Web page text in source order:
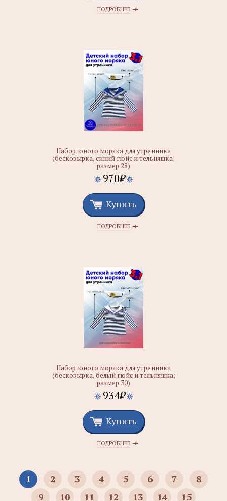
ПОДРОБНЕЕ
Набор юного моряка для утренника
(бескозырка, синий гюйс и тельняшка;
размер 28)
970₽
Купить
ПОДРОБНЕЕ
Набор юного моряка для утренника
(бескозырка, белый гюйс и тельняшка;
размер 30)
934₽
Купить
ПОДРОБНЕЕ
1 2 3 4 5 6 7
8
9
10 11 12 13 14 15